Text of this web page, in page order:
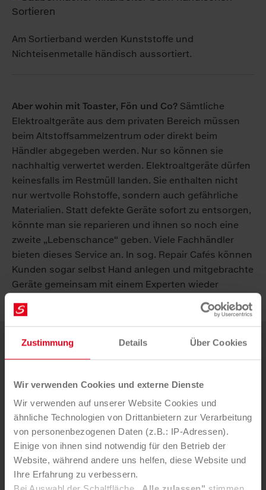
Zustimmung Details Über Cookies
Wir verwenden Cookies und externe Dienste
Wir verwenden auf unserer Website Cookies und
ähnliche Technologien von Drittanbietern zur Verarbeitung
von personenbezogenen Daten (z.B.: IP-Adressen).
Einige von ihnen sind notwendig für den Betrieb der
Website, während andere uns helfen, diese Website und
Ihre Erfahrung zu verbessern.
Am Sortierband werden Kunststoffe und
Nichteisenmetalle händisch aussortiert.
Aber wohin mit Toaster, Fön und Co? Sämtliche
Elektroaltgeräte aus dem privaten Bereich müssen
beim Altstoffsammelzentrum oder direkt beim
Händler abgegeben werden. Nur so können sie
nachhaltig verwertet werden. Elektroaltgeräte dürfen
keinesfalls im Restmüll landen. Sie enthalten nicht
nur wertvolle Rohstoffe, sondern auch gefährliche
Materialien. Statt defekte Geräte sofort zu entsorgen,
könnte man sie reparieren und ihnen so noch eine
zweite „Lebenschance“ geben. Viele Fachhändler
bieten dieses Service an. In sog. Repair Cafés können
Kunden sogar selbst Hand anlegen und mitgebrachte
Geräte gemeinsam mit einem Experten wieder
Weitere News
5. AUGUST 2026
Mürztaler Sauber­macher bleibt
starker Part­ner der Stadt